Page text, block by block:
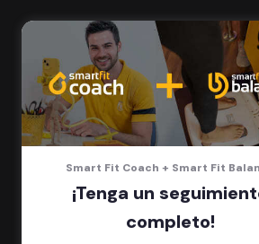
5 invitados al mes en el
que quieras
Smart Fit Coach + Smart Fit
¡Tenga un
completo!